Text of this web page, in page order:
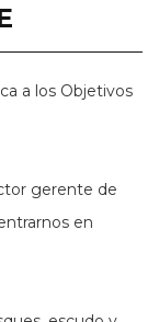
a los Objetivos
gerente de
en